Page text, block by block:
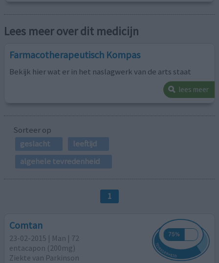
Lees meer over dit medicijn
Farmacotherapeutisch Kompas
Bekijk hier wat er in het naslagwerk van de arts staat
lees meer
Sorteer op
geslacht
leeftijd
algehele tevredenheid
1
Comtan
23-02-2015 | Man | 72
entacapon (200mg)
Ziekte van Parkinson